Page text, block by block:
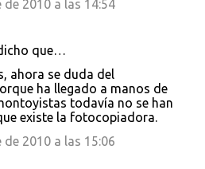
2010 a las 14:54
que…
ahora se duda del
ha llegado a manos de
todavía no se han
existe la fotocopiadora.
2010 a las 15:06